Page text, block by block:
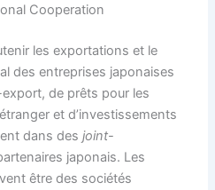
Cooperation
les exportations et le
des entreprises japonaises
de prêts pour les
et d’investissements
dans desjoint-
japonais. Les
être des sociétés